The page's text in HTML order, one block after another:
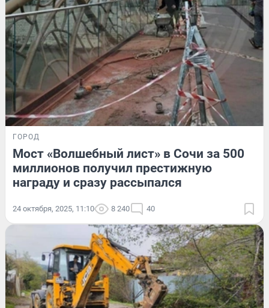
ГОРОД
Мост «Волшебный лист» в Сочи за 500
миллионов получил престижную
награду и сразу рассыпался
24 октября, 2025, 11:10 8 240 40